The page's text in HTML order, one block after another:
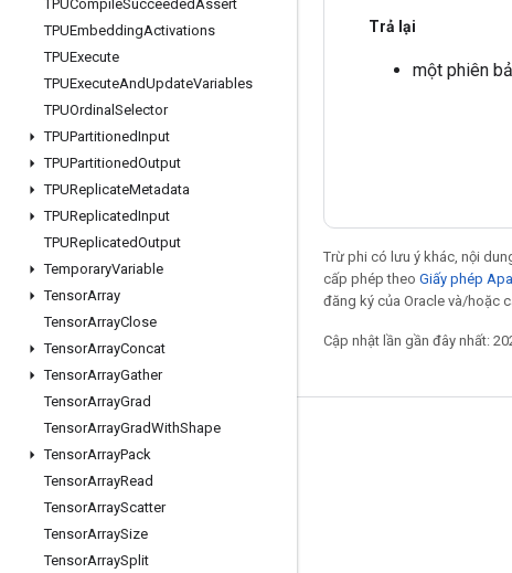
TPUCompileSucceededAssert
TPUEmbeddingActivations
TPUExecute
TPUExecuteAndUpdateVariables
TPUOrdinal Selector
TPUPartitionedInput
TPUPartitionedOutput
TPUReplicateMetadata
TPUReplicatedInput
TPUReplicatedOutput
TemporaryVariable
TensorArray
TensorArrayClose
TensorArrayConcat
TensorArrayGather
TensorArrayGrad
TensorArrayGradWithShape
TensorArrayPack
TensorArrayRead
TensorArrayScatter
TensorArraySize
TensorArraySplit
Trả lại
một phiên
Trừ phi có lưu ý khác, nội
cấp phép theo Giấy phép
đăng ký của Oracle và/hoặc
Cập nhật lần gần đây nhất:
Giữ liên lạc
Blog
Diễn đàn